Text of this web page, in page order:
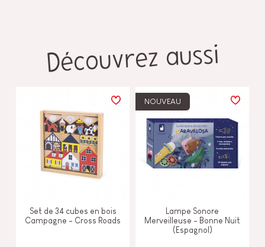
Découvrez aussi
Set de 34 cubes en bois
Campagne - Cross Roads
NOUVEAU
Lampe Sonore
Merveilleuse - Bonne Nuit
(Espagnol)